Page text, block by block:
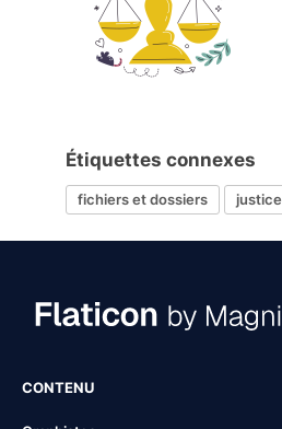
Étiquettes connexes
fichiers et dossiers justice
CONTENU